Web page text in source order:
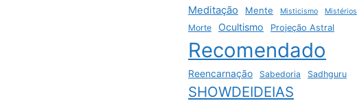
Meditação Mente Misticismo Mistérios
Morte Ocultismo Projeção Astral
Recomendado
Reencarnação Sabedoria Sadhguru
SHOWDEIDEIAS